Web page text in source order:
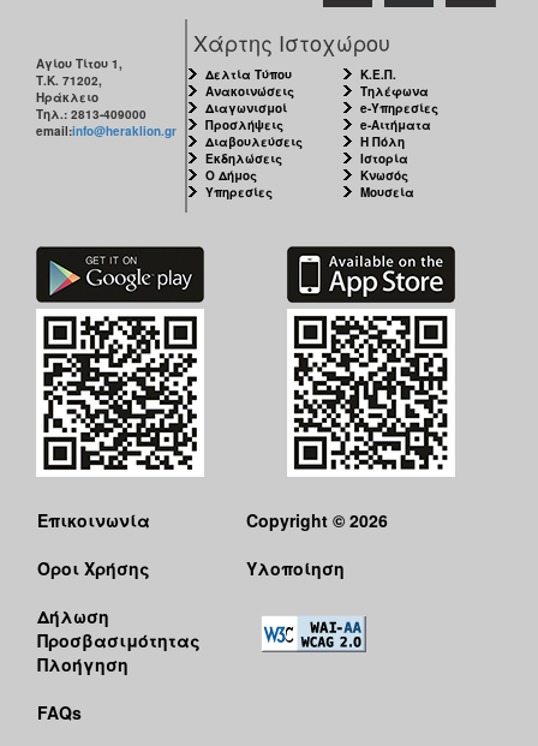
Αγίου Τίτου 1,
Τ.Κ. 71202,
Ηράκλειο
Τηλ.: 2813-409000
email:info@heraklion.gr
Χάρτης Ιστοχώρου
Δελτία Τύπου
Ανακοινώσεις
Διαγωνισμοί
Προσλήψεις
Διαβουλεύσεις
Εκδηλώσεις
Ο Δήμος
Υπηρεσίες
Κ.Ε.Π.
Τηλέφωνα
e-Υπηρεσίες
e-Αιτήματα
Η Πόλη
Ιστορία
Κνωσός
Μουσεία
Επικοινωνία
Όροι Χρήσης
Δήλωση
Προσβασιμότητας
Πλοήγηση
FAQs
Copyright © 2026
Υλοποίηση